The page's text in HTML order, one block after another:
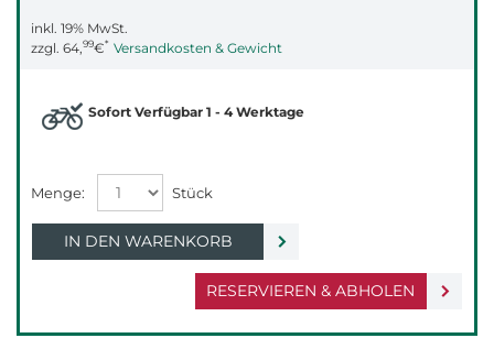
inkl. 19% MwSt.
zzgl. 64,99€* Versandkosten & Gewicht
RESERVIEREN & ABHOLEN
Sofort Verfügbar 1 - 4 Werktage
IN DEN WARENKORB